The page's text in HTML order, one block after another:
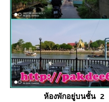
ห้องพักอยู่บนชั้น